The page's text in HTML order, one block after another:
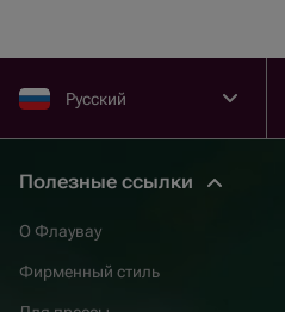
Русский
Полезные ссылки
О Флаувау
Фирменный стиль